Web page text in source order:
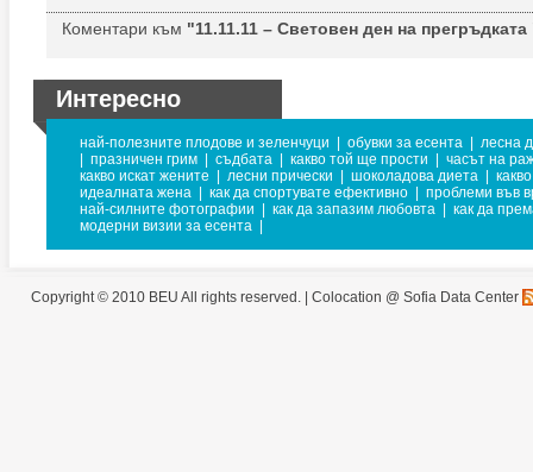
Коментари към "11.11.11 – Световен ден на
Интересно
най-полезните плодове и зеленчуци обувки за есента
лесна
празничен грим съдбата какво той ще прости
часът на
какво искат жените
лесни прически шоколадова диета
идеалната жена
как да спортувате ефективно
проблеми във
най-силните фотографии
как да запазим любовта
как да
модерни визии за есента
Copyright © 2010 BEU All rights reserved. | Colocation @ Sofia Data Center